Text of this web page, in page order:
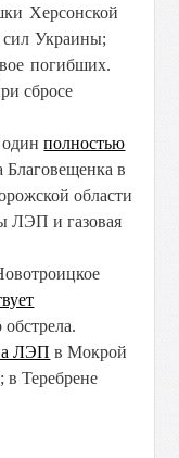
Херсонской
Украины;
погибших.
сбросе
одинполностью
Благовещенка в
области
ЛЭП и газовая
обстрела.
ЛЭП в Мокрой
в Теребрене